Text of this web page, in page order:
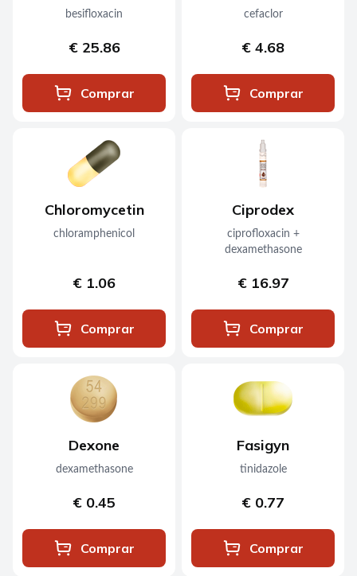
besifloxacin
€ 25.86
Comprar
cefaclor
€ 4.68
Comprar
Chloromycetin
chloramphenicol
€ 1.06
Comprar
Ciprodex
ciprofloxacin +
dexamethasone
€ 16.97
Comprar
Dexone
dexamethasone
€ 0.45
Comprar
Fasigyn
tinidazole
€ 0.77
Comprar